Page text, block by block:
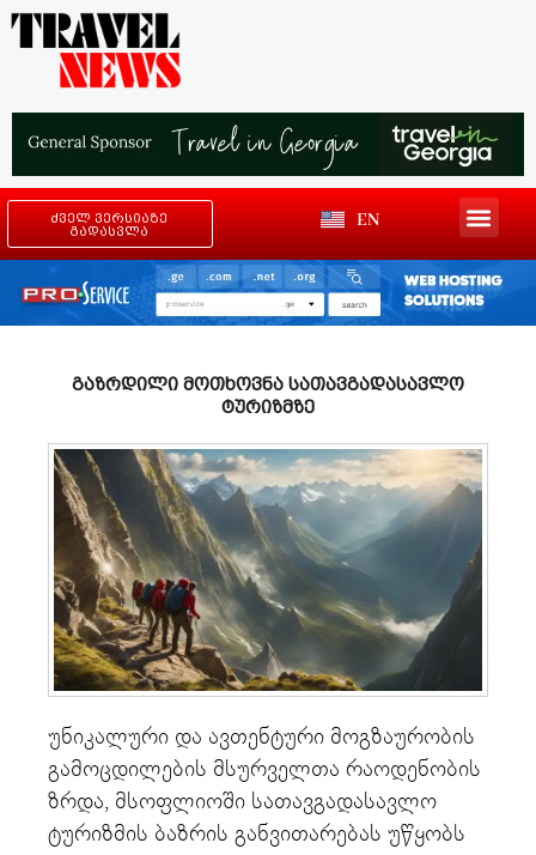
ძველ ვერსიაზე
გადასვლა
EN
გაზრდილი მოთხოვნა სათავგადასავლო
ტურიზმზე
უნიკალური და ავთენტური მოგზაურობის
გამოცდილების მსურველთა რაოდენობის
ზრდა, მსოფლიოში სათავგადასავლო
ტურიზმის ბაზრის განვითარებას უწყობს